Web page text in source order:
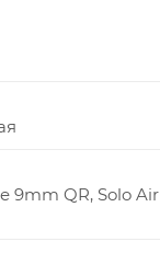
9mm QR, Solo